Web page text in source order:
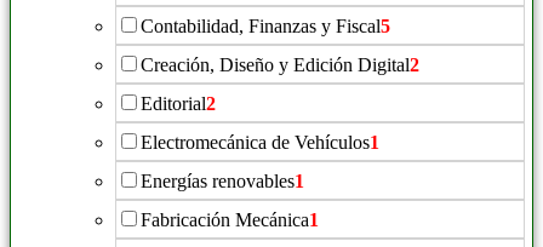
Contabilidad, Finanzas y Fiscal5
Creación, Diseño y Edición Digital2
Editorial2
Electromecánica de Vehículos1
Energías renovables1
Fabricación Mecánica1